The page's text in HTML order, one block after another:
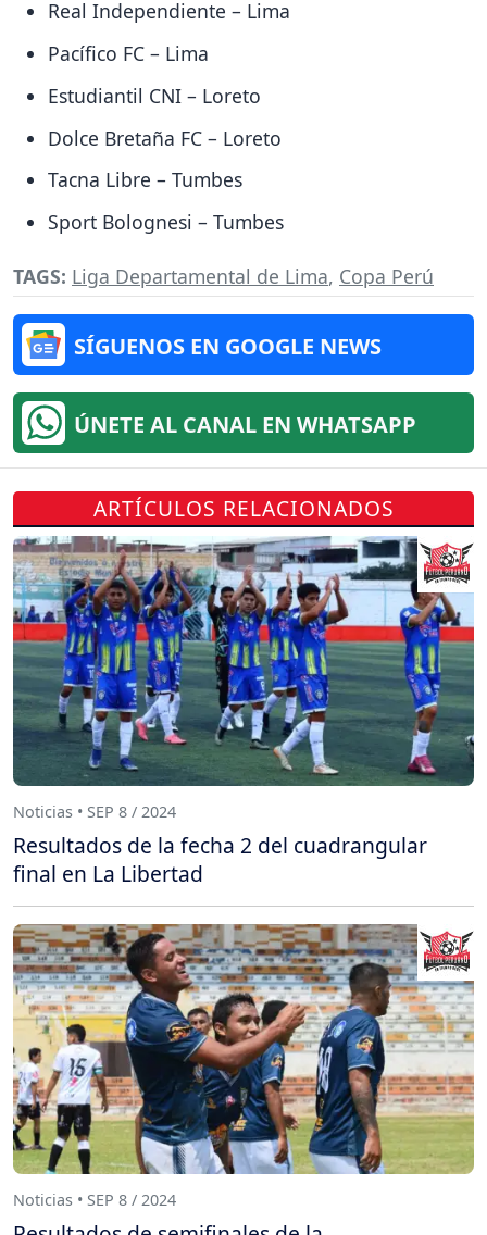
Real Independiente – Lima
Pacífico FC – Lima
Estudiantil CNI – Loreto
Dolce Bretaña FC – Loreto
Tacna Libre – Tumbes
Sport Bolognesi – Tumbes
TAGS: Liga Departamental de Lima, Copa Perú
SÍGUENOS EN GOOGLE NEWS
ÚNETE AL CANAL EN WHATSAPP
ARTÍCULOS RELACIONADOS
Noticias • SEP 8 / 2024
Resultados de la fecha 2 del cuadrangular
final en La Libertad
Noticias • SEP 8 / 2024